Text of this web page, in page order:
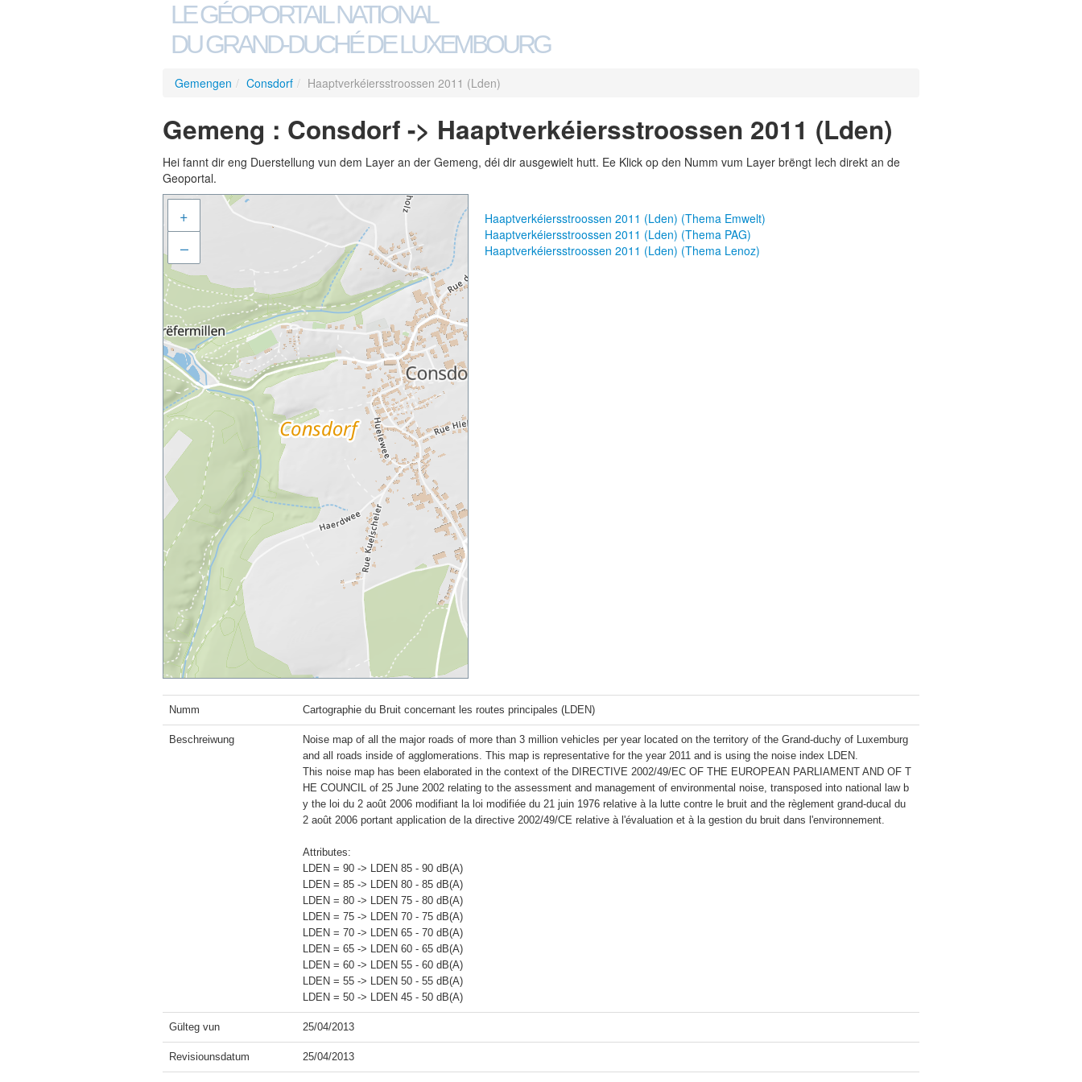
LE GÉOPORTAIL NATIONAL
DU GRAND-DUCHÉ DE LUXEMBOURG
Gemengen / Consdorf / Haaptverkéiersstroossen 2011 (Lden)
Gemeng : Consdorf -> Haaptverkéiersstroossen 2011 (Lden)
Hei fannt dir eng Duerstellung vun dem Layer an der Gemeng, déi dir ausgewielt hutt. Ee Klick op den Numm vum Layer brëngt Iech direkt an de
Geoportal.
+
–
Haaptverkéiersstroossen 2011 (Lden) (Thema Emwelt)
Haaptverkéiersstroossen 2011 (Lden) (Thema PAG)
Haaptverkéiersstroossen 2011 (Lden) (Thema Lenoz)
Numm Cartographie du Bruit concernant les routes principales (LDEN)
Beschreiwung
Noise map of all the major roads of more than 3 million vehicles per year located on the territory of the Grand-duchy of Luxemburg
and all roads inside of agglomerations. This map is representative for the year 2011 and is using the noise index LDEN.
This noise map has been elaborated in the context of the DIRECTIVE 2002/49/EC OF THE EUROPEAN PARLIAMENT AND OF T
HE COUNCIL of 25 June 2002 relating to the assessment and management of environmental noise, transposed into national law b
y the loi du 2 août 2006 modifiant la loi modifiée du 21 juin 1976 relative à la lutte contre le bruit and the règlement grand-ducal du
2 août 2006 portant application de la directive 2002/49/CE relative à l'évaluation et à la gestion du bruit dans l'environnement.
Attributes:
LDEN = 90 -> LDEN 85 - 90 dB(A)
LDEN = 85 -> LDEN 80 - 85 dB(A)
LDEN = 80 -> LDEN 75 - 80 dB(A)
LDEN = 75 -> LDEN 70 - 75 dB(A)
LDEN = 70 -> LDEN 65 - 70 dB(A)
LDEN = 65 -> LDEN 60 - 65 dB(A)
LDEN = 60 -> LDEN 55 - 60 dB(A)
LDEN = 55 -> LDEN 50 - 55 dB(A)
Gülteg vun 25/04/2013
Revisiounsdatum 25/04/2013